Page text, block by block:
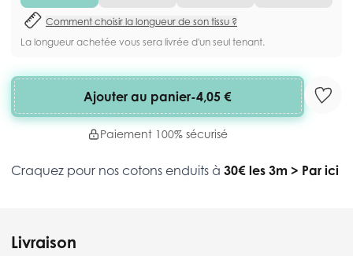
Comment choisir la longueur de son tissu ?
La longueur achetée vous sera livrée d'un seul tenant.
Ajouter au panier-4,05 €
Paiement 100% sécurisé
Craquez pour nos cotons enduits à 30€ les 3m > Par ici
Livraison